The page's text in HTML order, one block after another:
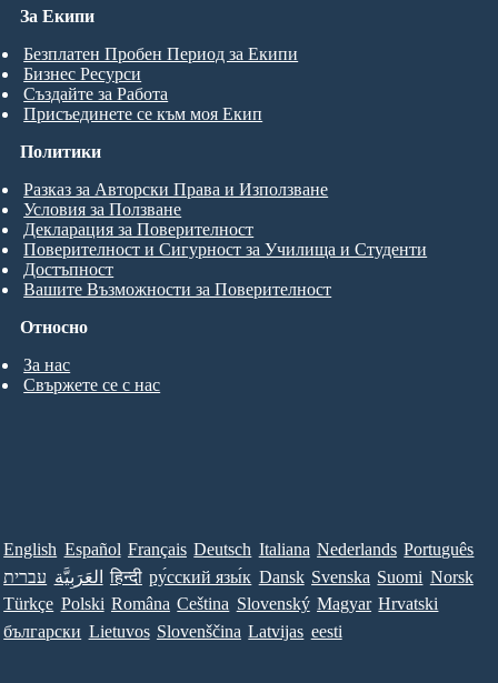
За Екипи
Безплатен Пробен Период за Екипи
Бизнес Ресурси
Създайте за Работа
Присъединете се към моя Екип
Относно
За нас
Свържете се с нас
Политики
Разказ за Авторски Права и Използване
Условия за Ползване
Декларация за Поверителност
Поверителност и Сигурност за Училища и Студенти
Достъпност
Вашите Възможности за Поверителност
English Español Français Deutsch Italiana Nederlands Português
עברית العَرَبِيَّة हिन्दी ру́сский язы́к Dansk Svenska Suomi Norsk
Türkçe Polski Româna Ceština Slovenský Magyar Hrvatski
български Lietuvos Slovenščina Latvijas eesti